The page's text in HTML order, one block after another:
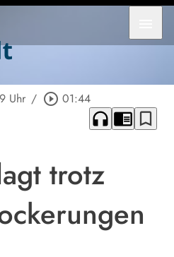
Uhr / play_circle_outline 01:44
headphones chrome_reader_mode bookmark_border
trotz